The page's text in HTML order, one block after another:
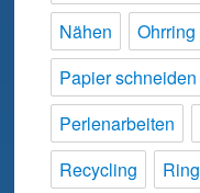
Nähen
Ohrring
Papier schneiden
Perlenarbeiten
Recycling
Ring